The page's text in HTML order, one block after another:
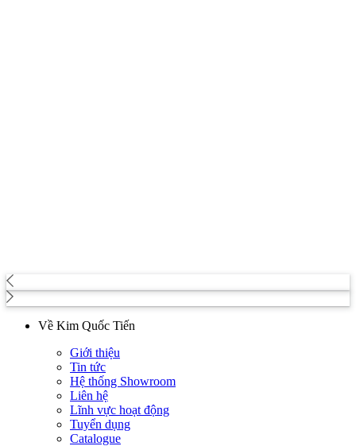
Về Kim Quốc Tiến
Giới thiệu
Tin tức
Hệ thống Showroom
Liên hệ
Lĩnh vực hoạt động
Tuyển dụng
Catalogue